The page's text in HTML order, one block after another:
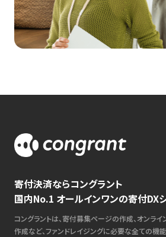
寄付決済ならコングラント
国内No.1 オールインワンの寄付DX
コングラントは、寄付募集ページの作成、オンラ
作成など、ファンドレイジングに必要な全ての機